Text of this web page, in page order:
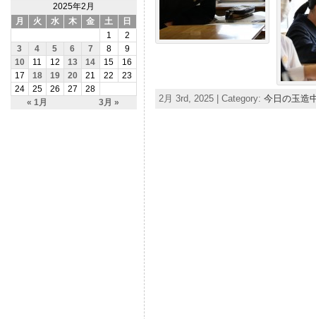
2025年2月
月
火 水 木 金 土 日
« 1月 3月 »
1
2
3
4 5 6 7 8
9
10
11 12 13 14 15
16
17
18 19 20 21 22
23
24
25 26 27 28
2月 3rd, 2025 | Category: 今日の玉造